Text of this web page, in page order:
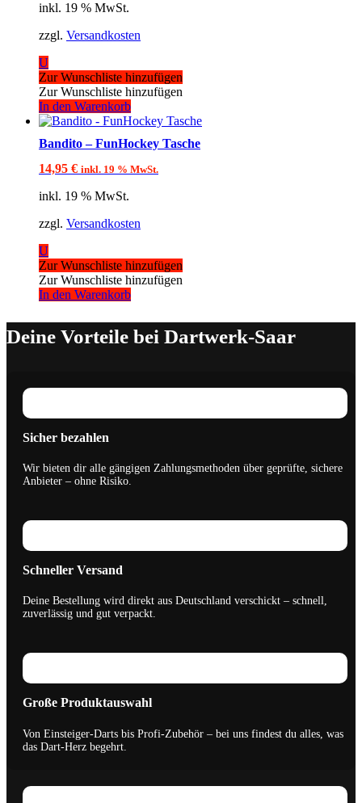
inkl. 19 % MwSt.
zzgl. Versandkosten
U
Zur Wunschliste hinzufügen
Zur Wunschliste hinzufügen
In den Warenkorb
Bandito – FunHockey Tasche
14,95 € inkl. 19 % MwSt.
inkl. 19 % MwSt.
zzgl. Versandkosten
U
Zur Wunschliste hinzufügen
Zur Wunschliste hinzufügen
In den Warenkorb
Deine Vorteile bei Dartwerk-Saar
Sicher bezahlen
Wir bieten dir alle gängigen Zahlungsmethoden über geprüfte, sichere
Anbieter – ohne Risiko.
Schneller Versand
Deine Bestellung wird direkt aus Deutschland verschickt – schnell,
zuverlässig und gut verpackt.
Große Produktauswahl
Von Einsteiger-Darts bis Profi-Zubehör – bei uns findest du alles, was
das Dart-Herz begehrt.